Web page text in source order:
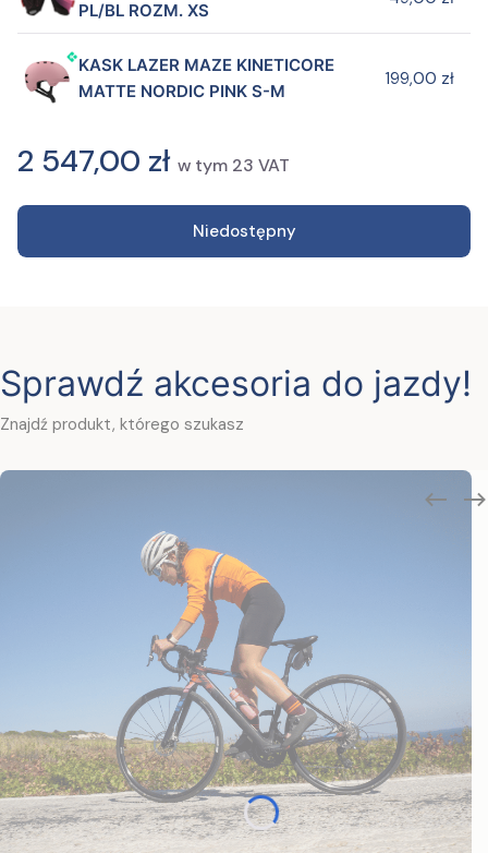
PL/BL ROZM. XS
KASK LAZER MAZE KINETICORE
MATTE NORDIC PINK S-M
199,00 zł
2 547,00 zł w tym 23 VAT
Niedostępny
Sprawdź akcesoria do jazdy!
Znajdź produkt, którego szukasz